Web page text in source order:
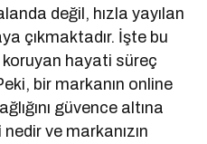
değil, hızla yayılan
çıkmaktadır. İşte bu
koruyan hayati süreç
bir markanın online
güvence altına
nedir ve markanızın